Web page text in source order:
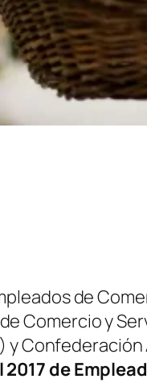
de
Comercio y
y Confederación
de